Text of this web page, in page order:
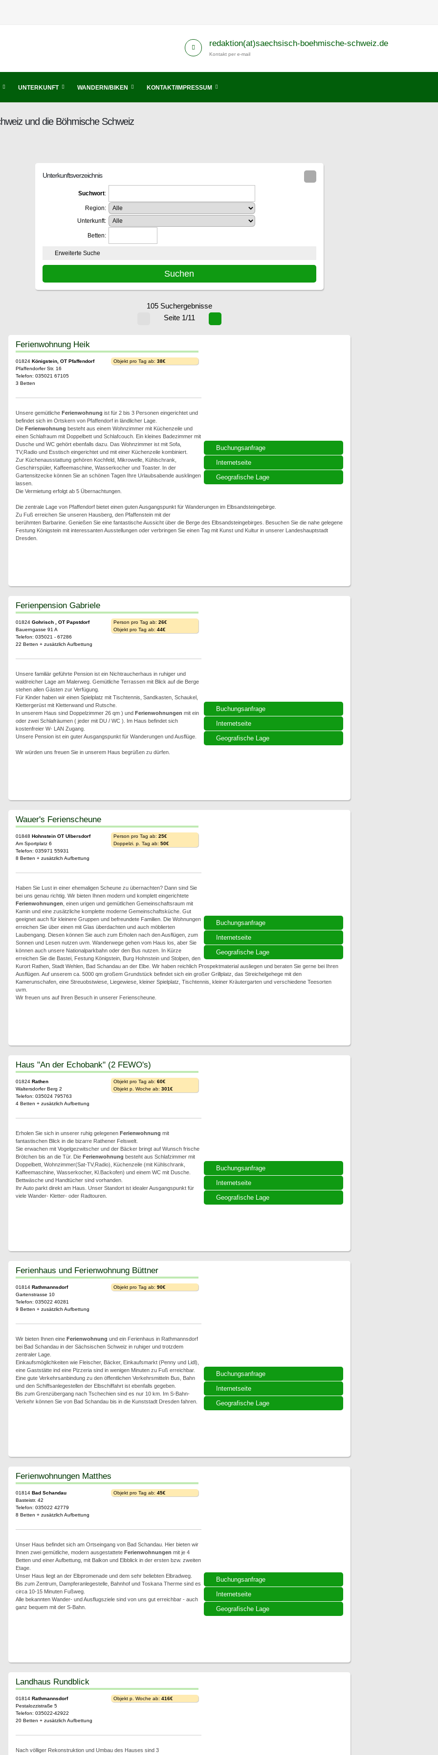
redaktion(at)saechsisch-boehmische-schweiz.de
Kontakt per e-mail
UNTERKUNFT WANDERN/BIKEN KONTAKT/IMPRESSUM
und die Böhmische Schweiz
Unterkunftsverzeichnis
Suchwort:
Region:
Unterkunft:
Betten:
Erweiterte Suche
105 Suchergebnisse
Seite 1/11
Buchungsanfrage
Internetseite
Geografische Lage
Ferienwohnung Heik
01824 Königstein, OT Pfaffendorf
Pfaffendorfer Str. 16
Telefon: 035021 67105
3 Betten
Objekt pro Tag ab: 38€
Unsere gemütliche Ferienwohnung ist für 2 bis 3 Personen eingerichtet und
befindet sich im Ortskern von Pfaffendorf in ländlicher Lage.
Die Ferienwohnung besteht aus einem Wohnzimmer mit Küchenzeile und
einen Schlafraum mit Doppelbett und Schlafcouch. Ein kleines Badezimmer mit
Dusche und WC gehört ebenfalls dazu. Das Wohnzimmer ist mit Sofa,
TV,Radio und Esstisch eingerichtet und mit einer Küchenzeile kombiniert.
Zur Küchenausstattung gehören Kochfeld, Mikrowelle, Kühlschrank,
Geschirrspüler, Kaffeemaschine, Wasserkocher und Toaster. In der
Gartensitzecke können Sie an schönen Tagen Ihre Urlaubsabende ausklingen
lassen.
Die Vermietung erfolgt ab 5 Übernachtungen.
Die zentrale Lage von Pfaffendorf bietet einen guten Ausgangspunkt für Wanderungen im Elbsandsteingebirge.
Zu Fuß erreichen Sie unseren Hausberg, den Pfaffenstein mit der
berühmten Barbarine. Genießen Sie eine fantastische Aussicht über die Berge des Elbsandsteingebirges. Besuchen Sie die nahe gelegene
Festung Königstein mit interessanten Ausstellungen oder verbringen Sie einen Tag mit Kunst und Kultur in unserer Landeshauptstadt
Dresden.
Buchungsanfrage
Internetseite
Geografische Lage
Ferienpension Gabriele
01824 Gohrisch , OT Papstdorf
Bauerngasse 91 A
Telefon: 035021 - 67286
22 Betten + zusätzlich Aufbettung
Person pro Tag ab: 26€
Objekt pro Tag ab: 44€
Unsere familiär geführte Pension ist ein Nichtraucherhaus in ruhiger und
waldreicher Lage am Malerweg. Gemütliche Terrassen mit Blick auf die Berge
stehen allen Gästen zur Verfügung.
Für Kinder haben wir einen Spielplatz mit Tischtennis, Sandkasten, Schaukel,
Klettergerüst mit Kletterwand und Rutsche.
In unserem Haus sind Doppelzimmer 26 qm ) und Ferienwohnungen mit ein
oder zwei Schlafräumen ( jeder mit DU / WC ). Im Haus befindet sich
kostenfreier W- LAN Zugang.
Unsere Pension ist ein guter Ausgangspunkt für Wanderungen und Ausflüge.
Wir würden uns freuen Sie in unserem Haus begrüßen zu dürfen.
Buchungsanfrage
Internetseite
Geografische Lage
Wauer's Ferienscheune
01848 Hohnstein OT Ulbersdorf
Am Sportplatz 6
Telefon: 035971 55931
8 Betten + zusätzlich Aufbettung
Person pro Tag ab: 25€
Doppelzi. p. Tag ab: 50€
Haben Sie Lust in einer ehemaligen Scheune zu übernachten? Dann sind Sie
bei uns genau richtig. Wir bieten Ihnen modern und komplett eingerichtete
Ferienwohnungen , einen urigen und gemütlichen Gemeinschaftsraum mit
Kamin und eine zusätzliche komplette moderne Gemeinschaftsküche. Gut
geeignet auch für kleinere Gruppen und befreundete Familien. Die Wohnungen
erreichen Sie über einen mit Glas überdachten und auch möblierten
Laubengang. Diesen können Sie auch zum Erholen nach den Ausflügen, zum
Sonnen und Lesen nutzen uvm. Wanderwege gehen vom Haus los, aber Sie
können auch unsere Nationalparkbahn oder den Bus nutzen. In Kürze
erreichen Sie die Bastei, Festung Königstein, Burg Hohnstein und Stolpen, den
Kurort Rathen, Stadt Wehlen, Bad Schandau an der Elbe. Wir haben reichlich Prospektmaterial ausliegen und beraten Sie gerne bei Ihren
Ausflügen. Auf unserem ca. 5000 qm großem Grundstück befindet sich ein großer Grillplatz, das Streichelgehege mit den
Kamerunschafen, eine Streuobstwiese, Liegewiese, kleiner Spielplatz, Tischtennis, kleiner Kräutergarten und verschiedene Teesorten
uvm.
Wir freuen uns auf Ihren Besuch in unserer Ferienscheune.
Buchungsanfrage
Internetseite
Geografische Lage
Haus "An der Echobank" (2 FEWO's)
01824 Rathen
Waltersdorfer Berg 2
Telefon: 035024 795763
4 Betten + zusätzlich Aufbettung
Objekt pro Tag ab: 60€
Objekt p. Woche ab: 301€
Erholen Sie sich in unserer ruhig gelegenen Ferienwohnung mit
fantastischen Blick in die bizarre Rathener Felswelt.
Sie erwachen mit Vogelgezwitscher und der Bäcker bringt auf Wunsch frische
Brötchen bis an die Tür. Die Ferienwohnung besteht aus Schlafzimmer mit
Doppelbett, Wohnzimmer(Sat-TV,Radio), Küchenzeile (mit Kühlschrank,
Kaffeemaschine, Wasserkocher, Kl.Backofen) und einem WC mit Dusche.
Bettwäsche und Handtücher sind vorhanden.
Ihr Auto parkt direkt am Haus. Unser Standort ist idealer Ausgangspunkt für
viele Wander- Kletter- oder Radtouren.
Buchungsanfrage
Internetseite
Geografische Lage
Ferienhaus und Ferienwohnung Büttner
01814 Rathmannsdorf
Gartenstrasse 10
Telefon: 035022 40281
9 Betten + zusätzlich Aufbettung
Objekt pro Tag ab: 90€
Wir bieten Ihnen eine Ferienwohnung und ein Ferienhaus in Rathmannsdorf
bei Bad Schandau in der Sächsischen Schweiz in ruhiger und trotzdem
zentraler Lage.
Einkaufsmöglichkeiten wie Fleischer, Bäcker, Einkaufsmarkt (Penny und Lidl),
eine Gaststätte ind eine Pizzeria sind in wenigen Minuten zu Fuß erreichbar.
Eine gute Verkehrsanbindung zu den öffentlichen Verkehrsmitteln Bus, Bahn
und den Schiffsanlegestellen der Elbschiffahrt ist ebenfalls gegeben.
Bis zum Grenzübergang nach Tschechien sind es nur 10 km. Im S-Bahn-
Verkehr können Sie von Bad Schandau bis in die Kunststadt Dresden fahren.
Buchungsanfrage
Internetseite
Geografische Lage
Ferienwohnungen Matthes
01814 Bad Schandau
Basteistr. 42
Telefon: 035022 42779
8 Betten + zusätzlich Aufbettung
Objekt pro Tag ab: 45€
Unser Haus befindet sich am Ortseingang von Bad Schandau. Hier bieten wir
Ihnen zwei gemütliche, modern ausgestattete Ferienwohnungen mit je 4
Betten und einer Aufbettung, mit Balkon und Elbblick in der ersten bzw. zweiten
Etage.
Unser Haus liegt an der Elbpromenade und dem sehr beliebten Elbradweg.
Bis zum Zentrum, Dampferanlegestelle, Bahnhof und Toskana Therme sind es
circa 10-15 Minuten Fußweg.
Alle bekannten Wander- und Ausflugsziele sind von uns gut erreichbar - auch
ganz bequem mit der S-Bahn.
Landhaus Rundblick
01814 Rathmannsdorf
Pestalozzistraße 5
Telefon: 035022-42922
20 Betten + zusätzlich Aufbettung
Objekt p. Woche ab: 416€
Nach völliger Rekonstruktion und Umbau des Hauses sind 3